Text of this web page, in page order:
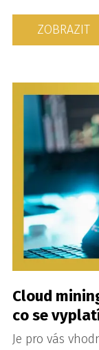
ZOBRAZIT
Cloud
co se
Je pro vás